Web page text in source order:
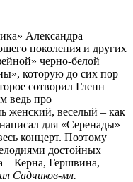
Александра
поколения и других
черно-белой
которую до сих пор
сотворил Гленн
ведь про
женский, веселый – как
для «Серенады»
концерт. Поэтому
достойных
– Керна, Гершвина,
Садчиков-мл.